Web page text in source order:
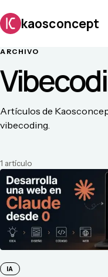
kaosconcept
ARCHIVO
Artículos de
vibecoding.
1 artículo
IA